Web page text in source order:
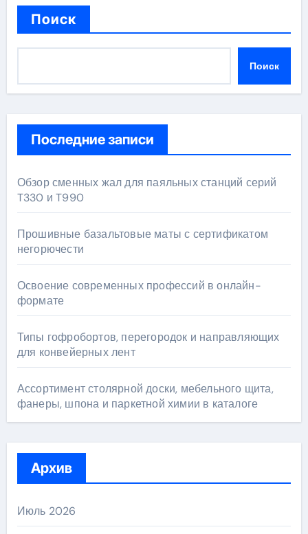
Поиск
Поиск
Последние записи
Обзор сменных жал для паяльных станций серий
T330 и T990
Прошивные базальтовые маты с сертификатом
негорючести
Освоение современных профессий в онлайн-
формате
Типы гофробортов, перегородок и направляющих
для конвейерных лент
Ассортимент столярной доски, мебельного щита,
фанеры, шпона и паркетной химии в каталоге
Архив
Июль 2026